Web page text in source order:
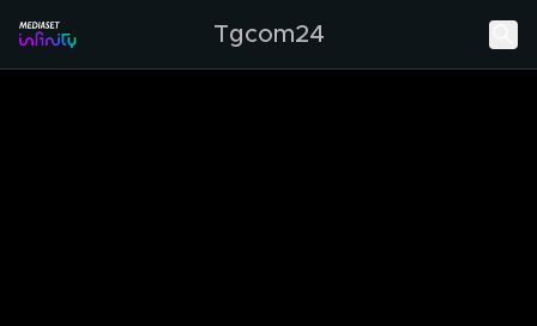
Tgcom24